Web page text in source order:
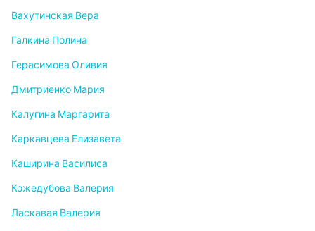
Вахутинская Вера
Галкина Полина
Герасимова Оливия
Дмитриенко Мария
Калугина Маргарита
Каркавцева Елизавета
Каширина Василиса
Кожедубова Валерия
Ласкавая Валерия